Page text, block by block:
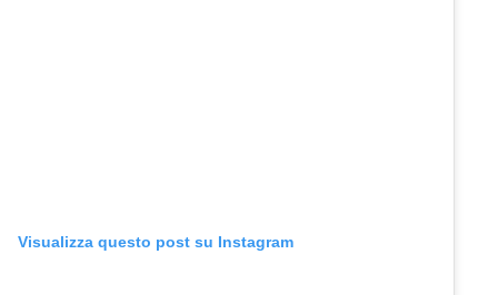
Visualizza questo post su Instagram